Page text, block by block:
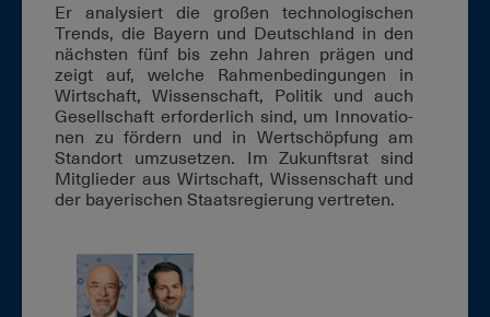
Er ana­ly­siert die gro­ßen tech­no­lo­gi­schen
Trends, die Bay­ern und Deutsch­land in den
nächs­ten fünf bis zehn Jah­ren prä­gen und
zeigt auf, wel­che Rah­men­be­din­gun­gen in
Wirt­schaft, Wis­sen­schaft, Po­li­tik und auch
Ge­sell­schaft er­for­der­lich sind, um In­no­va­tio­
nen zu för­dern und in Wert­schöp­fung am
Stand­ort um­zu­set­zen. Im Zu­kunfts­rat sind
Mit­glie­der aus Wirt­schaft, Wis­sen­schaft und
der baye­ri­schen Staats­re­gie­rung ver­tre­ten.